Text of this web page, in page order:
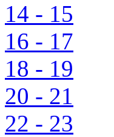
14 - 15
16 - 17
18 - 19
20 - 21
22 - 23